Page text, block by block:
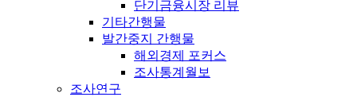
단기금융시장 리뷰
기타간행물
발간중지 간행물
해외경제 포커스
조사통계월보
조사연구